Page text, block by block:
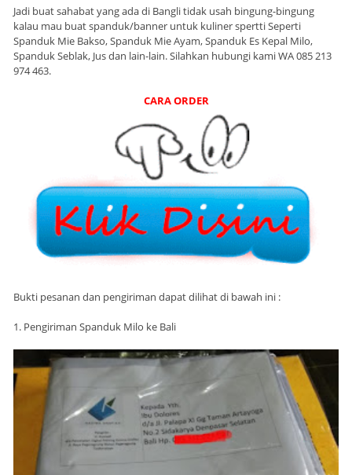
Jadi buat sahabat yang ada di Bangli tidak usah bingung-bingung
kalau mau buat spanduk/banner untuk kuliner spertti Seperti
Spanduk Mie Bakso, Spanduk Mie Ayam, Spanduk Es Kepal Milo,
Spanduk Seblak, Jus dan lain-lain. Silahkan hubungi kami WA 085 213
974 463.
CARA ORDER
Bukti pesanan dan pengiriman dapat dilihat di bawah ini :
1. Pengiriman Spanduk Milo ke Bali